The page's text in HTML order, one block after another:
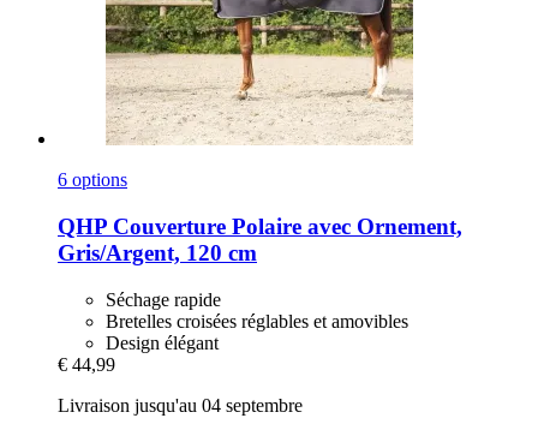
6 options
QHP Couverture Polaire avec Ornement,
Gris/Argent, 120 cm
Séchage rapide
Bretelles croisées réglables et amovibles
Design élégant
€ 44,99
Livraison jusqu'au 04 septembre